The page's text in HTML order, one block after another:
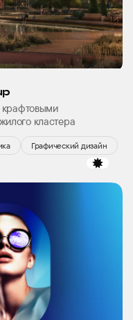
крафтовыми
кластера
Графический дизайн